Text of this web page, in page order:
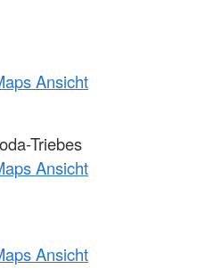
Ansicht
Triebes
Ansicht
Ansicht